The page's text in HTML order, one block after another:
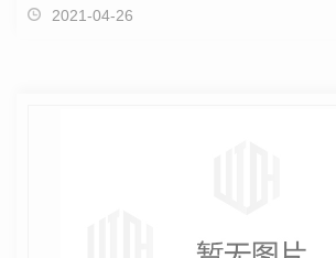
因为它能给人们留下好印象，提升企业、
2021-04-26